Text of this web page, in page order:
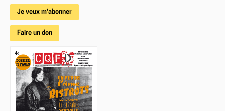
Je veux m'abonner
Faire un don